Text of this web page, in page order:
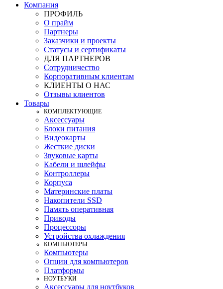
Компания
ПРОФИЛЬ
О прайм
Партнеры
Заказчики и проекты
Статусы и сертификаты
ДЛЯ ПАРТНЕРОВ
Сотрудничество
Корпоративным клиентам
КЛИЕНТЫ О НАС
Отзывы клиентов
Товары
КOМПЛЕКТУЮЩИЕ
Аксессуары
Блоки питания
Видеокарты
Жесткие диски
Звуковые карты
Кабели и шлейфы
Контроллеры
Корпуса
Материнские платы
Накопители SSD
Память оперативная
Приводы
Процессоры
Устройства охлаждения
КОМПЬЮТЕРЫ
Компьютеры
Опции для компьютеров
Платформы
НОУТБУКИ
Аксессуары для ноутбуков